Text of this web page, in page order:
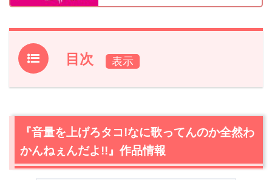
目次
1.『音量を上げろタコ!なに歌ってんのか全然わかんねぇん
2.
『音量を上げろタコ!なに歌ってんのか全然わかんねぇん
だよ!!』主要キャスト
2.1シン（阿部サダヲ）
『音量を上げろタコ!なに歌ってんのか全然わ
かんねぇんだよ!!』作品情報